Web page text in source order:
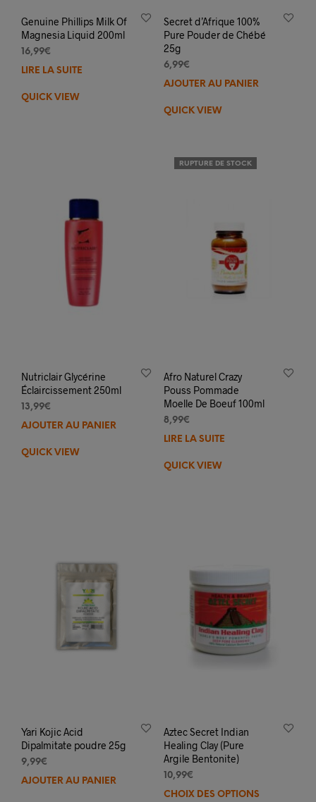
Genuine Phillips Milk Of
Magnesia Liquid 200ml
16,99€
LIRE LA SUITE
QUICK VIEW
Secret d’Afrique 100%
Pure Pouder de Chébé
25g
6,99€
AJOUTER AU PANIER
QUICK VIEW
Nutriclair Glycérine
Éclaircissement 250ml
13,99€
AJOUTER AU PANIER
QUICK VIEW
RUPTURE DE STOCK
Afro Naturel Crazy
Pouss Pommade
Moelle De Boeuf 100ml
8,99€
LIRE LA SUITE
QUICK VIEW
Yari Kojic Acid
Dipalmitate poudre 25g
9,99€
AJOUTER AU PANIER
Aztec Secret Indian
Healing Clay (Pure
Argile Bentonite)
10,99€
CHOIX DES OPTIONS